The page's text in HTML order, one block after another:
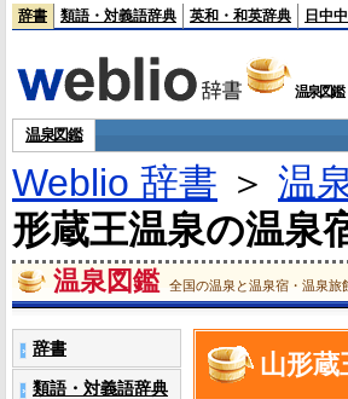
辞書 類語・対義語辞典 英和・和英辞典 日中
温泉図鑑
温泉図鑑
Weblio 辞書 ＞ 温
形蔵王温泉の温泉
温泉図鑑 全国の温泉と温泉宿・温泉旅
山形蔵
› 辞書
› 類語・対義語辞典